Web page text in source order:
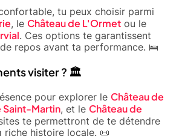
tu peux choisir parmi
, le Château de L'Ormet ou le
. Ces options te garantissent
repos avant ta performance. 🛌
visiter ? 🏛️
pour explorer le Château de
Saint-Martin, et le Château de
te permettront de te détendre
histoire locale. 📜